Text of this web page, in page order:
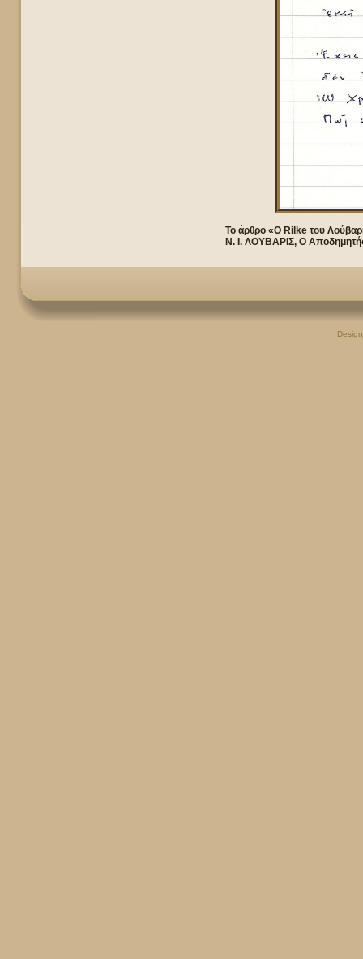
Το άρθρο «Ο Rilke του
Ν. Ι. ΛΟΥΒΑΡΙΣ, Ο